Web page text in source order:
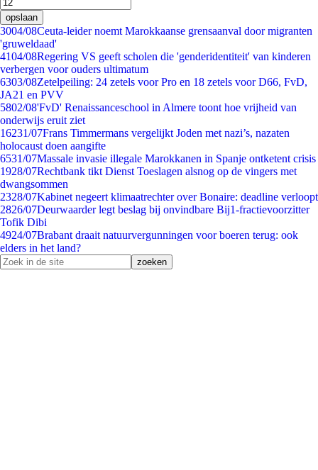
opslaan
3004/08Ceuta-leider noemt Marokkaanse grensaanval door migranten
'gruweldaad'
4104/08Regering VS geeft scholen die 'genderidentiteit' van kinderen
verbergen voor ouders ultimatum
6303/08Zetelpeiling: 24 zetels voor Pro en 18 zetels voor D66, FvD,
JA21 en PVV
5802/08'FvD' Renaissanceschool in Almere toont hoe vrijheid van
onderwijs eruit ziet
16231/07Frans Timmermans vergelijkt Joden met nazi’s, nazaten
holocaust doen aangifte
6531/07Massale invasie illegale Marokkanen in Spanje ontketent crisis
1928/07Rechtbank tikt Dienst Toeslagen alsnog op de vingers met
dwangsommen
2328/07Kabinet negeert klimaatrechter over Bonaire: deadline verloopt
2826/07Deurwaarder legt beslag bij onvindbare Bij1-fractievoorzitter
Tofik Dibi
4924/07Brabant draait natuurvergunningen voor boeren terug: ook
elders in het land?